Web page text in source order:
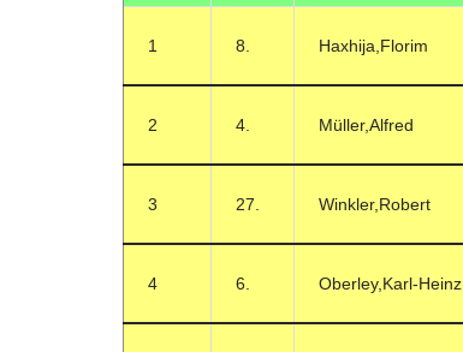
1 8. Haxhija,Florim
2 4. Müller,Alfred
3 27. Winkler,Robert
4 6. Oberley,Karl-Heinz